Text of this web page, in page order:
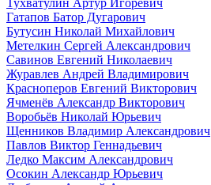
Тухватулин Артур Игоревич
Гатапов Батор Дугарович
Бутусин Николай Михайлович
Метелкин Сергей Александрович
Савинов Евгений Николаевич
Журавлев Андрей Владимирович
Красноперов Евгений Викторович
Ячменёв Александр Викторович
Воробьёв Николай Юрьевич
Щенников Владимир Александрович
Павлов Виктор Геннадьевич
Ледко Максим Александрович
Осокин Александр Юрьевич